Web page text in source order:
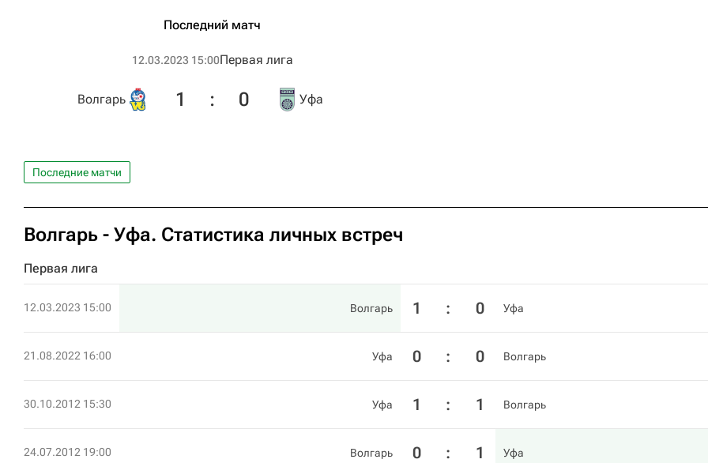
Последний матч
12.03.2023 15:00Первая лига
Волгарь 1 : 0 Уфа
Последние матчи
Волгарь - Уфа. Статистика личных встреч
Первая лига
12.03.2023 15:00 Волгарь 1 : 0 Уфа
21.08.2022 16:00 Уфа 0 : 0 Волгарь
30.10.2012 15:30 Уфа 1 : 1 Волгарь
24.07.2012 19:00 Волгарь 0 : 1 Уфа